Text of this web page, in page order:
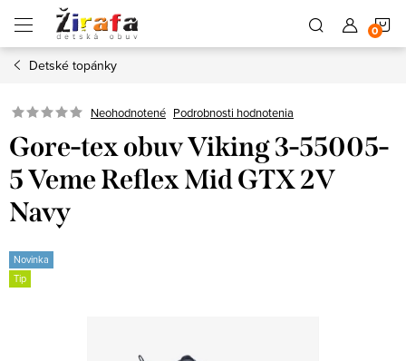
obsah
Detské topánky
Neohodnotené Podrobnosti hodnotenia
Gore-tex obuv Viking 3-55005-
5 Veme Reflex Mid GTX 2V
Navy
Novinka
Tip